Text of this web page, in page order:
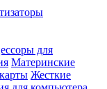
для
Материнские
Жесткие